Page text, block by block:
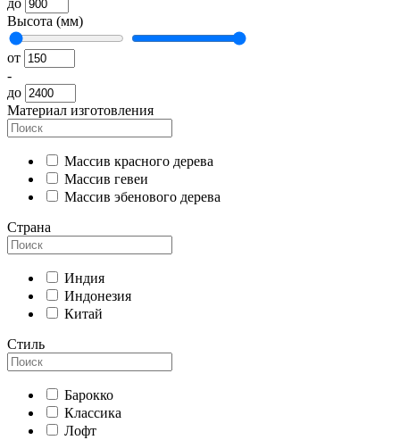
до
Высота (мм)
от
-
до
Материал изготовления
Массив красного дерева
Массив гевеи
Массив эбенового дерева
Страна
Индия
Индонезия
Китай
Стиль
Барокко
Классика
Лофт